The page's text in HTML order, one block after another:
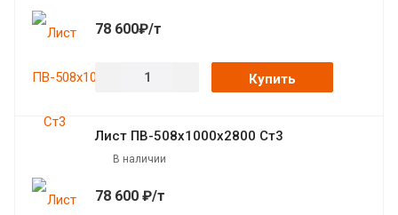
78 600₽/т
Купить
Лист ПВ-508х1000х2800 Ст3
В наличии
78 600 ₽/т